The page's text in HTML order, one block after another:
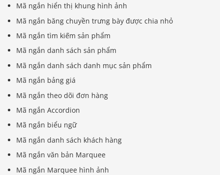
Mã ngắn hiển thị khung hình ảnh
Mã ngắn băng chuyền trưng bày được chia nhỏ
Mã ngắn tìm kiếm sản phẩm
Mã ngắn danh sách sản phẩm
Mã ngắn danh sách danh mục sản phẩm
Mã ngắn bảng giá
Mã ngắn theo dõi đơn hàng
Mã ngắn Accordion
Mã ngắn biểu ngữ
Mã ngắn danh sách khách hàng
Mã ngắn văn bản Marquee
Mã ngắn Marquee hình ảnh